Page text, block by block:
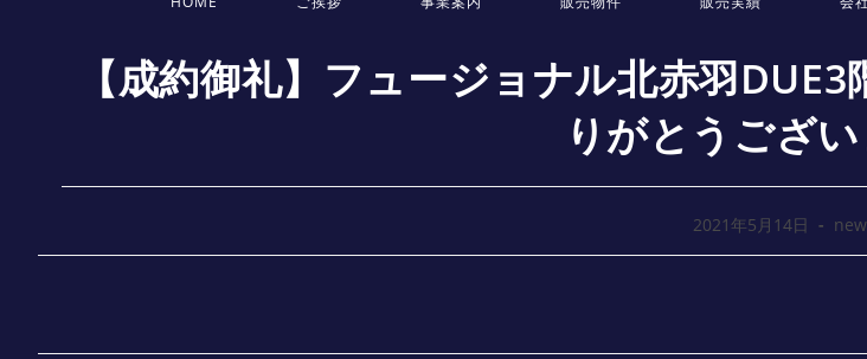
【成約御礼】フュージョナル北赤羽
りがとうござい
2021年5月14日